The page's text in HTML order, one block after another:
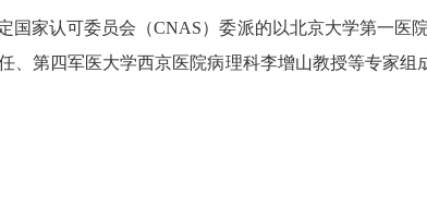
家认可委员会（CNAS）委派的以北京大学第一医
、第四军医大学西京医院病理科李增山教授等专家